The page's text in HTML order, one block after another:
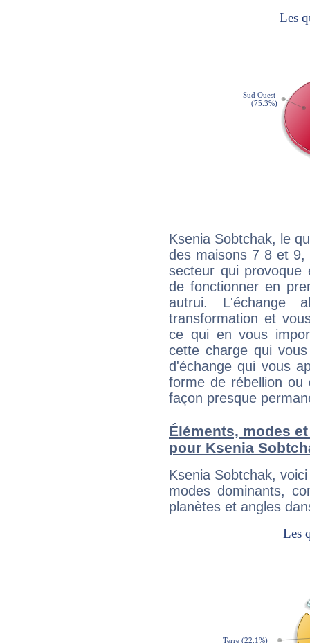
Ksenia Sobtchak, le
des maisons 7 8 et
secteur qui provoque
de fonctionner en
autrui. L'échange
transformation et
ce qui en vous
cette charge qui
d'échange qui vous
forme de rébellion ou
façon presque
Éléments, modes
pour Ksenia
Ksenia Sobtchak,
modes dominants,
planètes et angles